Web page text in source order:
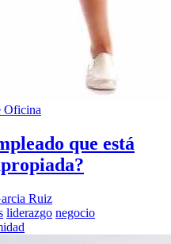
Oficina
que está
Ruiz
liderazgo negocio